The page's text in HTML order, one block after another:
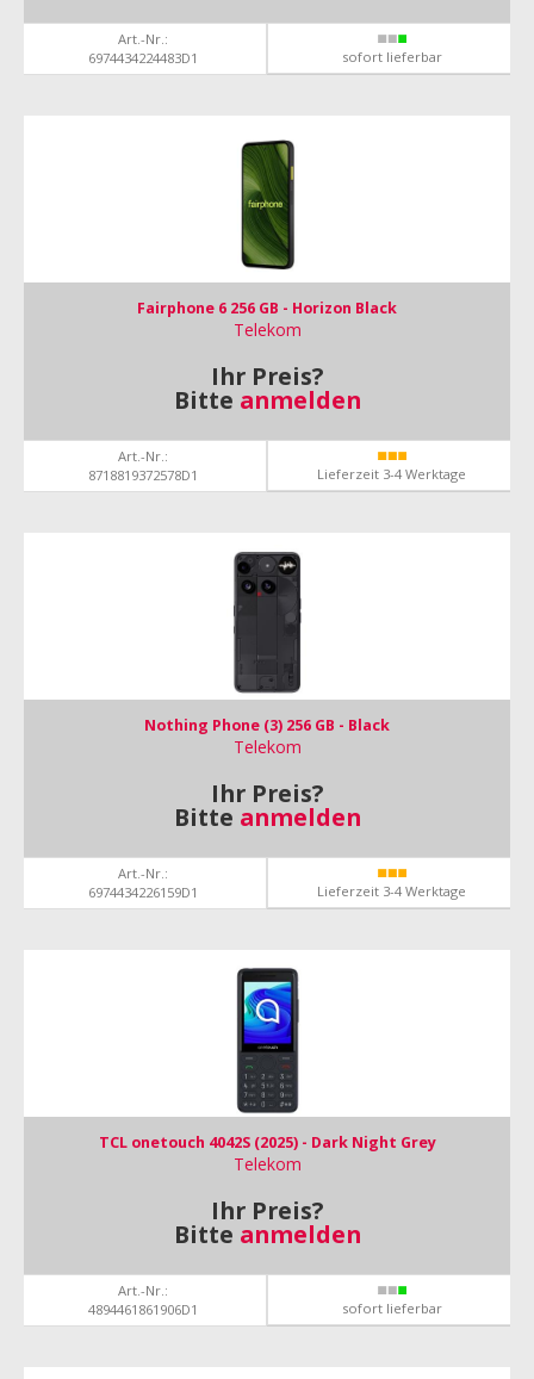
Art.-Nr.:
6974434224483D1
sofort lieferbar
Fairphone 6 256 GB - Horizon Black
Telekom
Ihr Preis?
Bitte anmelden
Art.-Nr.:
8718819372578D1
Lieferzeit 3-4 Werktage
Nothing Phone (3) 256 GB - Black
Telekom
Ihr Preis?
Bitte anmelden
Art.-Nr.:
6974434226159D1
Lieferzeit 3-4 Werktage
TCL onetouch 4042S (2025) - Dark Night Grey
Telekom
Ihr Preis?
Bitte anmelden
Art.-Nr.:
4894461861906D1
sofort lieferbar